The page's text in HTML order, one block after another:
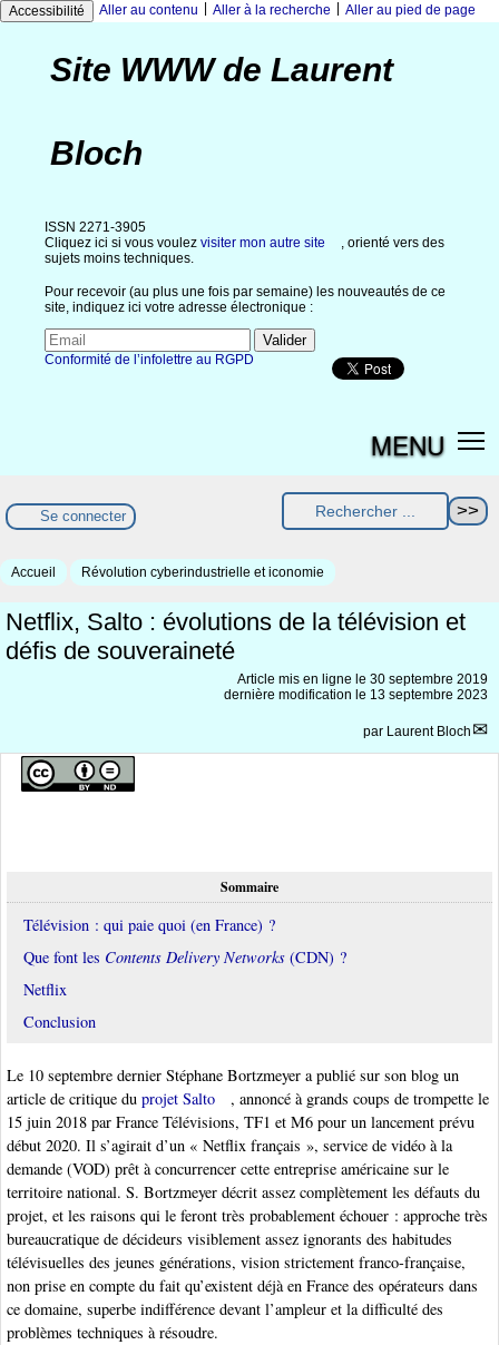
Accessibilité Aller au contenu Aller à la recherche Aller au pied de page
Site WWW de Laurent
Bloch
ISSN 2271-3905
Cliquez ici si vous voulez visiter mon autre site
, orienté vers des
sujets moins techniques.
Pour recevoir (au plus une fois par semaine) les nouveautés de ce
site, indiquez ici votre adresse électronique :
Conformité de l’infolettre au RGPD
MENU
Se connecter
Accueil Révolution cyberindustrielle et iconomie
Netflix, Salto : évolutions de la télévision et
défis de souveraineté
Article mis en ligne le 30 septembre 2019
dernière modification le 13 septembre 2023
par Laurent Bloch
Sommaire
Télévision : qui paie quoi (en France) ?
Que font les Contents Delivery Networks (CDN) ?
Netflix
Conclusion
Le 10 septembre dernier Stéphane Bortzmeyer a publié sur son blog un
article de critique du projet Salto
, annoncé à grands coups de trompette le
15 juin 2018 par France Télévisions, TF1 et M6 pour un lancement prévu
début 2020. Il s’agirait d’un « Netflix français », service de vidéo à la
demande (VOD) prêt à concurrencer cette entreprise américaine sur le
territoire national. S. Bortzmeyer décrit assez complètement les défauts du
projet, et les raisons qui le feront très probablement échouer : approche très
bureaucratique de décideurs visiblement assez ignorants des habitudes
télévisuelles des jeunes générations, vision strictement franco-française,
non prise en compte du fait qu’existent déjà en France des opérateurs dans
ce domaine, superbe indifférence devant l’ampleur et la difficulté des
problèmes techniques à résoudre.